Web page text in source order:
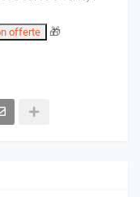
offerte 🎁